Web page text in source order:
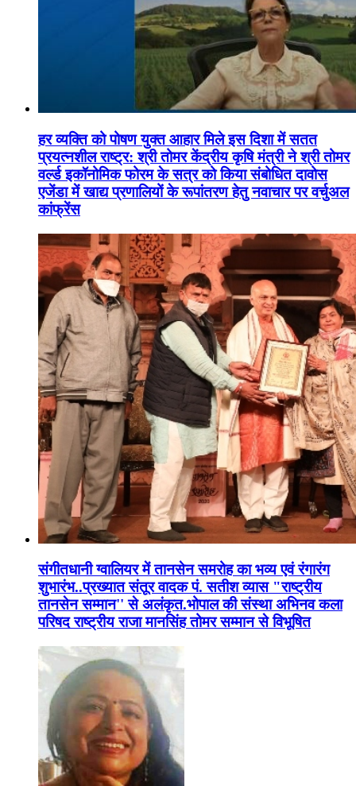
हर व्यक्ति को पोषण युक्त आहार मिले इस दिशा में सतत
प्रयत्नशील राष्ट्र: श्री तोमर केंद्रीय कृषि मंत्री ने श्री तोमर
वर्ल्ड इकॉनोमिक फोरम के सत्र को किया संबोधित दावोस
एजेंडा में खाद्य प्रणालियों के रूपांतरण हेतु नवाचार पर वर्चुअल
कांफ्रेंस
संगीतधानी ग्वालियर में तानसेन समरोह का भव्य एवं रंगारंग
शुभारंभ..प्रख्यात संतूर वादक पं. सतीश व्यास "राष्ट्रीय
तानसेन सम्मान'' से अलंकृत.भोपाल की संस्था अभिनव कला
परिषद राष्ट्रीय राजा मानसिंह तोमर सम्मान से विभूषित